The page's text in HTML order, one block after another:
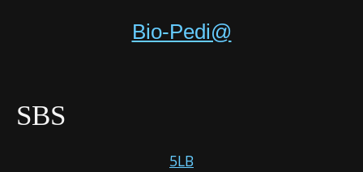
Bio-Pedi@
SBS
5LB